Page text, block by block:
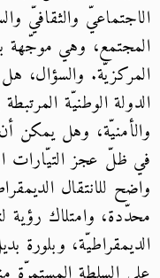
الاجتماعيّ والثقافيّ
المجتمع، وهي موجّهة
المركزيّة. والسؤال،
الدولة الوطنيّة
والأمنيّة، وهل يمكن
في ظلّ عجز التيّارات
واضح للانتقال
محدّدة، وامتلاك رؤية
الديمقراطيّة،